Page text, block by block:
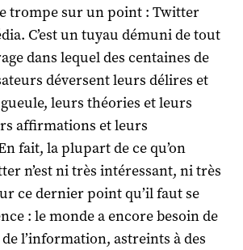
trompe sur un point : Twitter
C’est un tuyau démuni de tout
dans lequel des centaines de
déversent leurs délires et
leurs théories et leurs
affirmations et leurs
fait, la plupart de ce qu’on
n’est ni très intéressant, ni très
ce dernier point qu’il faut se
: le monde a encore besoin de
l’information, astreints à des